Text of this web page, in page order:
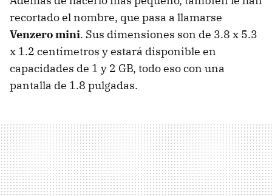
recortado el nombre, que pasa a llamarse
Venzero mini. Sus dimensiones son de 3.8 x 5.3
x 1.2 centímetros y estará disponible en
capacidades de 1 y 2 GB, todo eso con una
pantalla de 1.8 pulgadas.